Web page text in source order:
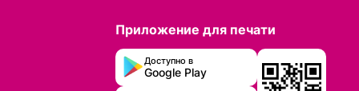
Приложение для печати
Доступно в
Google Play